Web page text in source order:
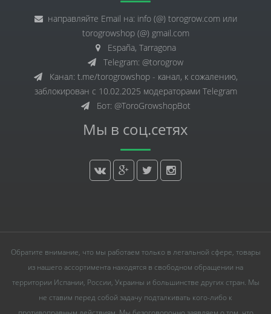
направляйте Email на: info (@) torogrow.com или
torogrowshop (@) gmail.com
España, Tarragona
Telegram: @torogrow
Канал: t.me/torogrowshop - канал, к сожалению,
заблокирован с 10.02.2025 модераторами Telegram
Бот: @ToroGrowshopBot
Мы в соц.сетях
Обратите внимание, что мы работаем только в легальной сфере, товары
из нашего ассортимента находятся в свободном обращении на
территории Испании, России, Украины и большинстве других стран. Мы
не ставим перед собой задачу подталкивать кого-либо к